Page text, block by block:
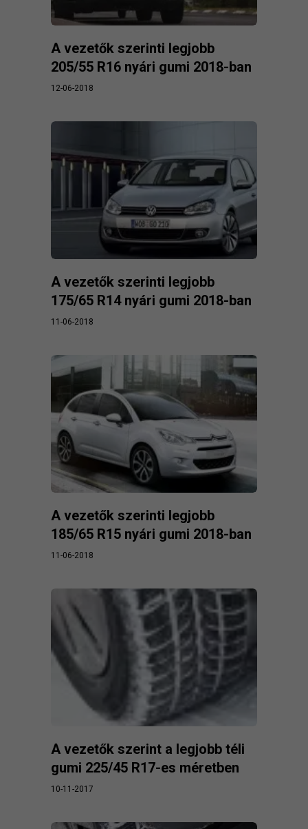
A vezetők szerinti legjobb
205/55 R16 nyári gumi 2018-ban
12-06-2018
A vezetők szerinti legjobb
175/65 R14 nyári gumi 2018-ban
11-06-2018
A vezetők szerinti legjobb
185/65 R15 nyári gumi 2018-ban
11-06-2018
A vezetők szerint a legjobb téli
gumi 225/45 R17-es méretben
10-11-2017